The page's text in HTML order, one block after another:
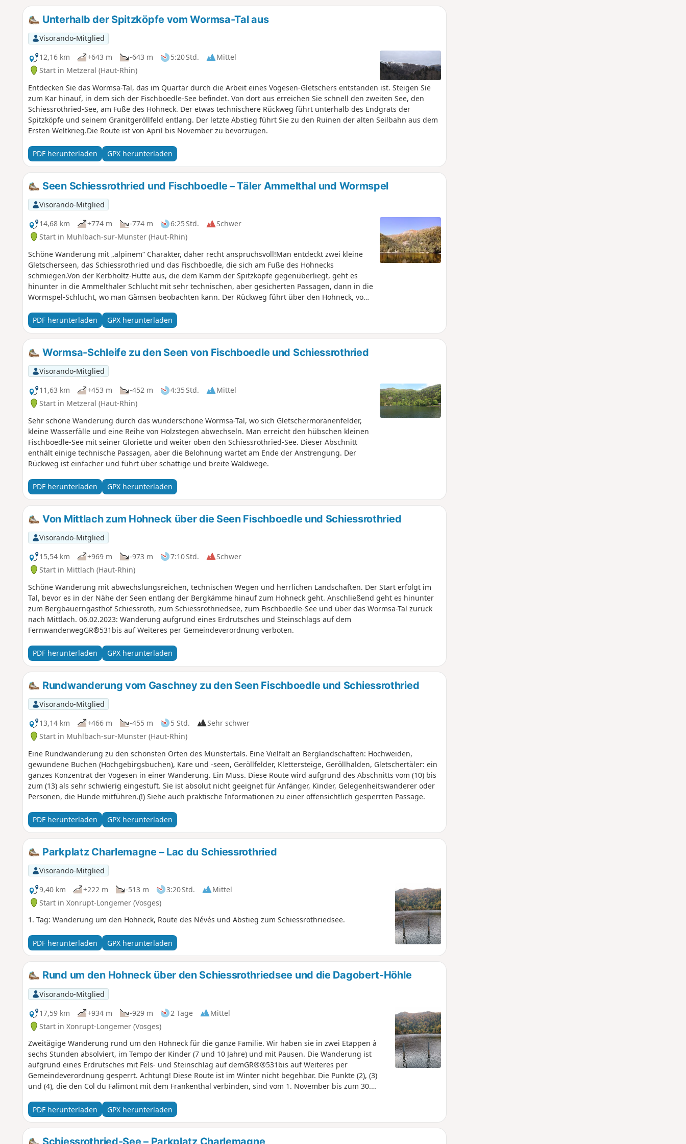
Unterhalb der Spitzköpfe vom Wormsa-Tal aus
Visorando-Mitglied
12,16 km
+643 m -643 m 5:20 Std.
Mittel
Start in Metzeral (Haut-Rhin)
Entdecken Sie das Wormsa-Tal, das im Quartär durch die Arbeit eines Vogesen-Gletschers entstanden ist. Steigen Sie
zum Kar hinauf, in dem sich der Fischboedle-See befindet. Von dort aus erreichen Sie schnell den zweiten See, den
Schiessrothried-See, am Fuße des Hohneck. Der etwas technischere Rückweg führt unterhalb des Endgrats der
Spitzköpfe und seinem Granitgeröllfeld entlang. Der letzte Abstieg führt Sie zu den Ruinen der alten Seilbahn aus dem
Ersten Weltkrieg.Die Route ist von April bis November zu bevorzugen.
PDF herunterladen GPX herunterladen
Seen Schiessrothried und Fischboedle – Täler Ammelthal und Wormspel
Visorando-Mitglied
14,68 km
+774 m -774 m 6:25 Std.
Schwer
Start in Muhlbach-sur-Munster (Haut-Rhin)
Schöne Wanderung mit „alpinem“ Charakter, daher recht anspruchsvoll!Man entdeckt zwei kleine
Gletscherseen, das Schiessrothried und das Fischboedle, die sich am Fuße des Hohnecks
schmiegen.Von der Kerbholtz-Hütte aus, die dem Kamm der Spitzköpfe gegenüberliegt, geht es
hinunter in die Ammelthaler Schlucht mit sehr technischen, aber gesicherten Passagen, dann in die
Wormspel-Schlucht, wo man Gämsen beobachten kann. Der Rückweg führt über den Hohneck, von
PDF herunterladen
GPX herunterladen
Wormsa-Schleife zu den Seen von Fischboedle und Schiessrothried
Visorando-Mitglied
11,63 km
+453 m -452 m 4:35 Std.
Mittel
Start in Metzeral (Haut-Rhin)
Sehr schöne Wanderung durch das wunderschöne Wormsa-Tal, wo sich Gletschermoränenfelder,
kleine Wasserfälle und eine Reihe von Holzstegen abwechseln. Man erreicht den hübschen kleinen
Fischboedle-See mit seiner Gloriette und weiter oben den Schiessrothried-See. Dieser Abschnitt
enthält einige technische Passagen, aber die Belohnung wartet am Ende der Anstrengung. Der
Rückweg ist einfacher und führt über schattige und breite Waldwege.
PDF herunterladen GPX herunterladen
Von Mittlach zum Hohneck über die Seen Fischboedle und Schiessrothried
Visorando-Mitglied
15,54 km
+969 m -973 m 7:10 Std.
Schwer
Start in Mittlach (Haut-Rhin)
Schöne Wanderung mit abwechslungsreichen, technischen Wegen und herrlichen Landschaften. Der Start erfolgt im
Tal, bevor es in der Nähe der Seen entlang der Bergkämme hinauf zum Hohneck geht. Anschließend geht es hinunter
zum Bergbauerngasthof Schiessroth, zum Schiessrothriedsee, zum Fischboedle-See und über das Wormsa-Tal zurück
nach Mittlach. 06.02.2023: Wanderung aufgrund eines Erdrutsches und Steinschlags auf dem
FernwanderwegGR®531bis auf Weiteres per Gemeindeverordnung verboten.
PDF herunterladen GPX herunterladen
Rundwanderung vom Gaschney zu den Seen Fischboedle und Schiessrothried
Visorando-Mitglied
13,14 km
+466 m -455 m 5 Std.
Sehr schwer
Start in Muhlbach-sur-Munster (Haut-Rhin)
Eine Rundwanderung zu den schönsten Orten des Münstertals. Eine Vielfalt an Berglandschaften: Hochweiden,
gewundene Buchen (Hochgebirgsbuchen), Kare und -seen, Geröllfelder, Klettersteige, Geröllhalden, Gletschertäler: ein
ganzes Konzentrat der Vogesen in einer Wanderung. Ein Muss. Diese Route wird aufgrund des Abschnitts vom (10) bis
zum (13) als sehr schwierig eingestuft. Sie ist absolut nicht geeignet für Anfänger, Kinder, Gelegenheitswanderer oder
Personen, die Hunde mitführen.(!) Siehe auch praktische Informationen zu einer offensichtlich gesperrten Passage.
PDF herunterladen GPX herunterladen
Parkplatz Charlemagne – Lac du Schiessrothried
Visorando-Mitglied
9,40 km
+222 m -513 m 3:20 Std.
Mittel
Start in Xonrupt-Longemer (Vosges)
1. Tag: Wanderung um den Hohneck, Route des Névés und Abstieg zum Schiessrothriedsee.
PDF herunterladen GPX herunterladen
Rund um den Hohneck über den Schiessrothriedsee und die Dagobert-Höhle
Visorando-Mitglied
17,59 km
+934 m -929 m 2 Tage
Mittel
Start in Xonrupt-Longemer (Vosges)
Zweitägige Wanderung rund um den Hohneck für die ganze Familie. Wir haben sie in zwei Etappen à
sechs Stunden absolviert, im Tempo der Kinder (7 und 10 Jahre) und mit Pausen. Die Wanderung ist
aufgrund eines Erdrutsches mit Fels- und Steinschlag auf demGR®®531bis auf Weiteres per
Gemeindeverordnung gesperrt. Achtung! Diese Route ist im Winter nicht begehbar. Die Punkte (2), (3)
und (4), die den Col du Falimont mit dem Frankenthal verbinden, sind vom 1. November bis zum 30.
PDF herunterladen
GPX herunterladen